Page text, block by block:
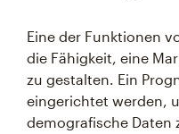
Eine der Funktionen
die Fähigkeit, eine
zu gestalten. Ein
eingerichtet werden,
demografische Daten